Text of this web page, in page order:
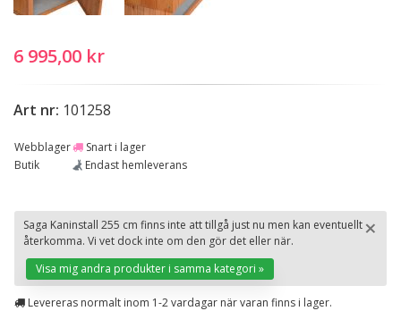
6 995,00 kr
Art nr: 101258
Webblager
Snart i lager
Butik
Endast hemleverans
×
Saga Kaninstall 255 cm finns inte att tillgå just nu men kan eventuellt
återkomma. Vi vet dock inte om den gör det eller när.
Visa mig andra produkter i samma kategori »
Levereras normalt inom 1-2 vardagar när varan finns i lager.